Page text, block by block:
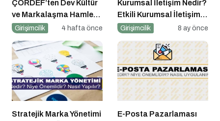
ÇORDEF’ten Dev Kültür
ve Markalaşma Hamlesi:
Projelerin Başına Mürsel
Girişimcilik 4 hafta önce
Kurumsal İletişim Nedir?
Etkili Kurumsal İletişim
İçin 10 Altın İpucu
Girişimcilik 8 ay önce
Stratejik Marka Yönetimi
E-Posta Pazarlaması